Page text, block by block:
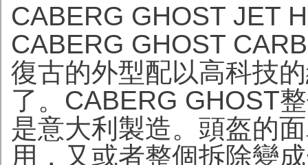
CABERG GHOST JET
CABERG GHOST
復古的外型配以高科技
了。CABERG GHOST
是意大利製造。頭盔的
用，又或者整個拆除變